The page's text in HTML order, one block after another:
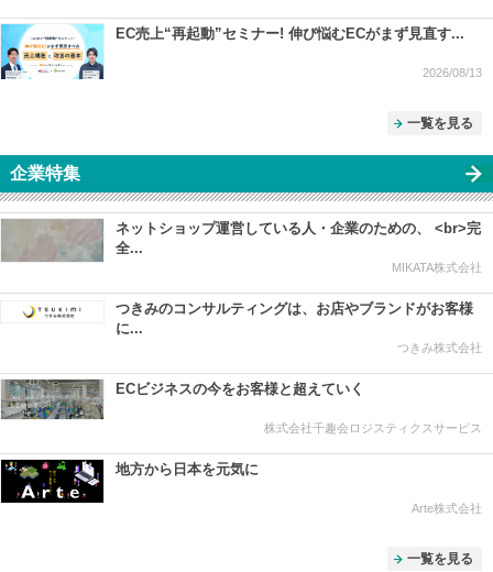
EC売上“再起動”セミナー! 伸び悩むECがまず見直す...
2026/08/13
一覧を見る
企業特集
ネットショップ運営している人・企業のための、 <br>完
全...
MIKATA株式会社
つきみのコンサルティングは、お店やブランドがお客様
に...
つきみ株式会社
ECビジネスの今をお客様と超えていく
株式会社千趣会ロジスティクスサービス
地方から日本を元気に
Arte株式会社
一覧を見る